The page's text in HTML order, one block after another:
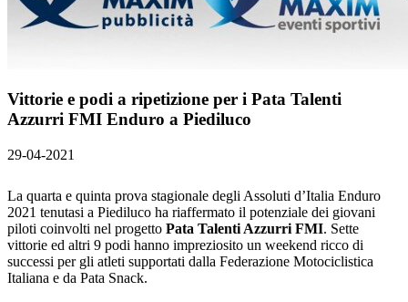
Vittorie e podi a ripetizione per i Pata Talenti
Azzurri FMI Enduro a Piediluco
29-04-2021
La quarta e quinta prova stagionale degli Assoluti d’Italia Enduro
2021 tenutasi a Piediluco ha riaffermato il potenziale dei giovani
piloti coinvolti nel progetto Pata Talenti Azzurri FMI. Sette
vittorie ed altri 9 podi hanno impreziosito un weekend ricco di
successi per gli atleti supportati dalla Federazione Motociclistica
Italiana e da Pata Snack.